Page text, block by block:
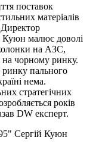
поставок
матеріалів
Директор
Куюн малює доволі
на АЗС,
на чорному ринку.
ринку пального
нема.
стратегічних
років
DW експерт.
Сергій Куюн